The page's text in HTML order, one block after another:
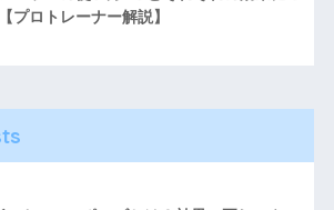
プロトレーナー解説】